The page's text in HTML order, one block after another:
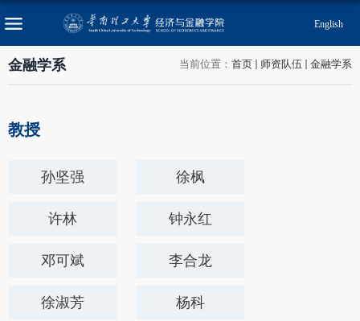
English
当前位置： 首页 师资队伍 金融学系
金融学系
教授
孙坚强 徐枫
​许林 钟永红
邓可斌 李合龙
徐淑芳 杨科